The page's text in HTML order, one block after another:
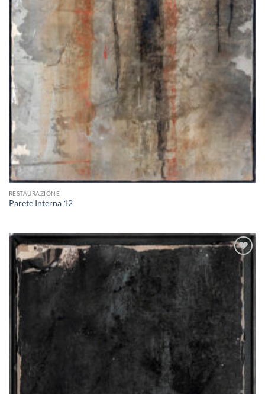
RESTAURAZIONE
Parete Interna 12
Aggiungi
dei
desideri